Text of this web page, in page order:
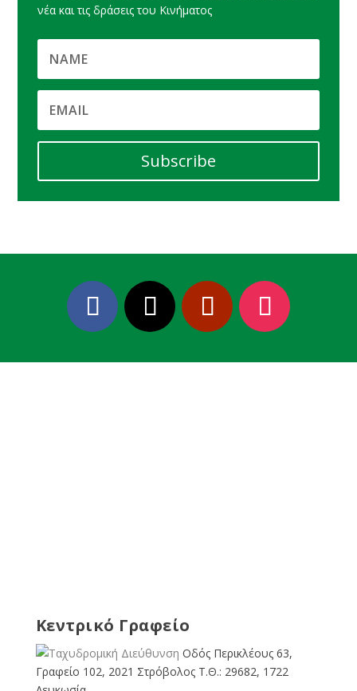
νέα και τις δράσεις του Κινήματος
Subscribe
Κεντρικό Γραφείο
Οδός Περικλέους 63,
Γραφείο 102, 2021 Στρόβολος Τ.Θ.: 29682, 1722